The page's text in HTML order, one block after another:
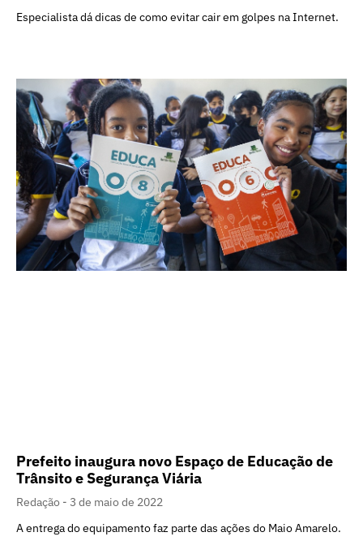
Especialista dá dicas de como evitar cair em golpes na Internet.
Prefeito inaugura novo Espaço de Educação de
Trânsito e Segurança Viária
Redação
3 de maio de 2022
A entrega do equipamento faz parte das ações do Maio Amarelo.